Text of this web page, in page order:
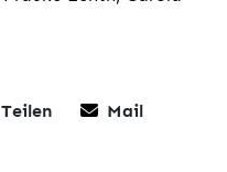
Teilen Mail